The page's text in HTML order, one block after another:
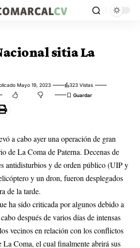
sitia La
Mayo 19, 2023
323 Vistas
a cabo ayer una operación de gran
de La Coma de Paterna. Decenas de
antidisturbios y de orden público (UIP y
y un dron, fueron desplegados
de la tarde.
ha sido criticada por algunos debido a
después de varios días de intensas
vecinos en relación con los conflictos
La Coma, el cual finalmente abrirá sus